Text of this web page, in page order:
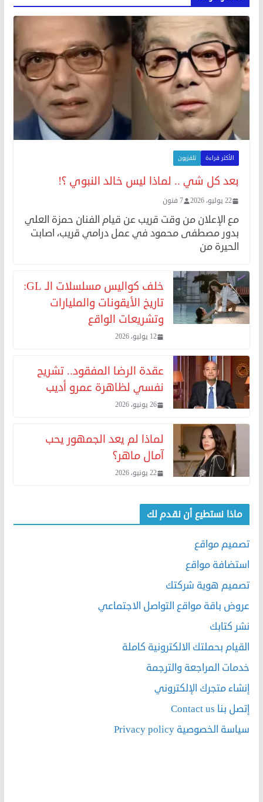
الأكثر قراءة تلفزيون
بعد كل شي .. لماذا ليس خالد النبوي ؟!
22 يوليو، 2026 7 فنون
مع الإعلان من وقت قريب عن قيام الفنان حمزة العلي
بدور مصطفى محمود في عمل درامي قريب، اصابت
الحيرة من
خلف كواليس مسلسلات الـ GL:
تاريخ الأيقونات والمليارات
وتشريعات الواقع
12 يوليو، 2026
عقدة الرضا المفقود.. تشريح
نفسي لظاهرة عمرو أديب
26 يونيو، 2026
لماذا لم يعد الجمهور يحب
آمال ماهر؟
22 يونيو، 2026
ماذا نستطيع أن نقدم لك
تصميم مواقع
استضافة مواقع
تصميم هوية شركتك
عروض باقة مواقع التواصل الاجتماعي
نشر كتابك
القيام بحملتك الالكترونية كاملة
خدمات المراجعة والترجمة
إنشاء متجرك الإلكتروني
إتصل بنا Contact us
سياسة الخصوصية Privacy policy